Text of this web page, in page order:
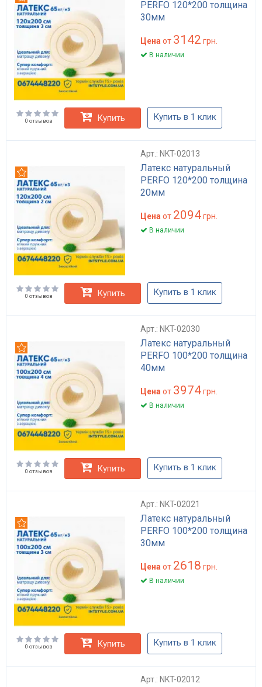
PERFO 120*200 толщина
30мм
Цена от 3142 грн.
В наличии
0 отзывов Купить Купить в 1 клик
Арт.: NKT-02013
Латекс натуральный
PERFO 120*200 толщина
20мм
Цена от 2094грн.
В наличии
0 отзывов Купить Купить в 1 клик
Арт.: NKT-02030
Латекс натуральный
PERFO 100*200 толщина
40мм
Цена от 3974грн.
В наличии
0 отзывов Купить Купить в 1 клик
Арт.: NKT-02021
Латекс натуральный
PERFO 100*200 толщина
30мм
Цена от 2618 грн.
В наличии
0 отзывов Купить Купить в 1 клик
Арт.: NKT-02012